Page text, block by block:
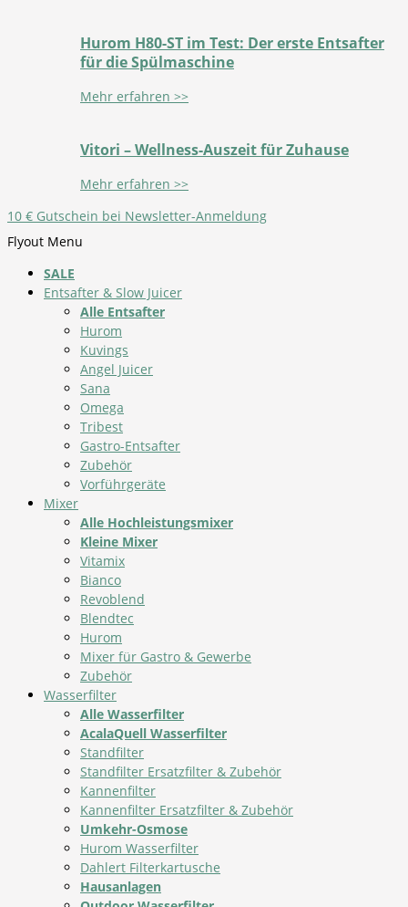
Hurom H80-ST im Test: Der erste Entsafter
für die Spülmaschine
Mehr erfahren >>
Vitori – Wellness-Auszeit für Zuhause
Mehr erfahren >>
10 € Gutschein bei Newsletter-Anmeldung
Flyout Menu
SALE
Entsafter & Slow Juicer
Alle Entsafter
Hurom
Kuvings
Angel Juicer
Sana
Omega
Tribest
Gastro-Entsafter
Zubehör
Vorführgeräte
Mixer
Alle Hochleistungsmixer
Kleine Mixer
Vitamix
Bianco
Revoblend
Blendtec
Hurom
Mixer für Gastro & Gewerbe
Zubehör
Wasserfilter
Alle Wasserfilter
AcalaQuell Wasserfilter
Standfilter
Standfilter Ersatzfilter & Zubehör
Kannenfilter
Kannenfilter Ersatzfilter & Zubehör
Umkehr-Osmose
Hurom Wasserfilter
Dahlert Filterkartusche
Hausanlagen